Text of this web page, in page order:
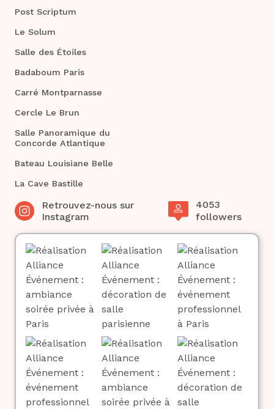
Post Scriptum
Le Solum
Salle des Étoiles
Badaboum Paris
Carré Montparnasse
Cercle Le Brun
Salle Panoramique du
Concorde Atlantique
Bateau Louisiane Belle
La Cave Bastille
Retrouvez-nous sur
Instagram
4053
followers